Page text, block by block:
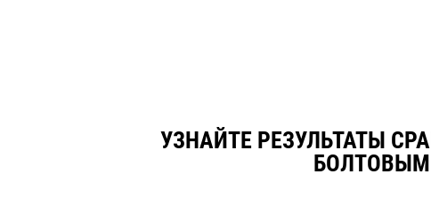
УЗНАЙТЕ РЕЗУЛЬТАТЫ
БОЛТОВЫМ